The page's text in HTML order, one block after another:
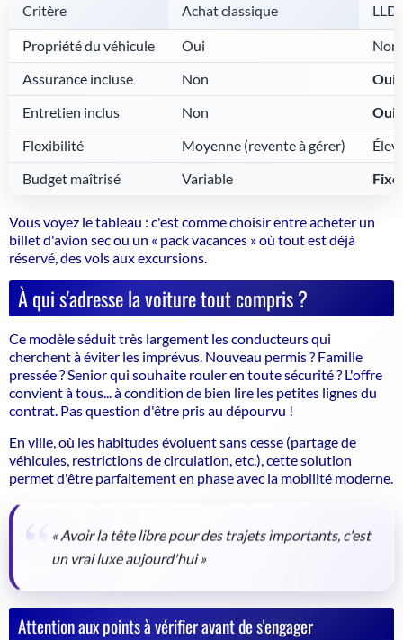
Critère Achat classique
Propriété du véhicule Oui
Non
Assurance incluse
Non
Oui
Entretien inclus
Non
Oui
Flexibilité
Moyenne (revente à gérer)
Budget maîtrisé
Variable
Vous voyez le tableau : c'est comme choisir entre acheter un
billet d'avion sec ou un « pack vacances » où tout est déjà
réservé, des vols aux excursions.
À qui s'adresse la voiture tout compris ?
Ce modèle séduit très largement les conducteurs qui
cherchent à éviter les imprévus. Nouveau permis ? Famille
pressée ? Senior qui souhaite rouler en toute sécurité ? L'offre
convient à tous... à condition de bien lire les petites lignes du
contrat. Pas question d'être pris au dépourvu !
En ville, où les habitudes évoluent sans cesse (partage de
véhicules, restrictions de circulation, etc.), cette solution
permet d'être parfaitement en phase avec la mobilité moderne.
« Avoir la tête libre pour des trajets importants, c'est
un vrai luxe aujourd'hui »
Attention aux points à vérifier avant de s'engager